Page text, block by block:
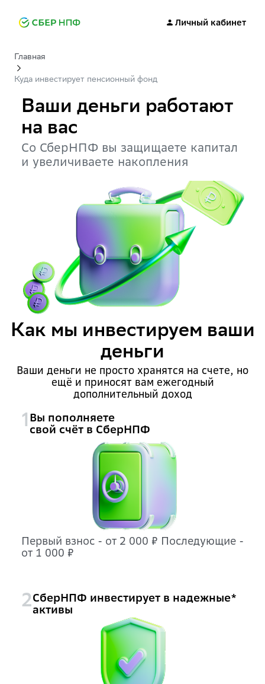
Личный кабинет
Главная
Куда инвестирует пенсионный фонд
Ваши деньги работают
на вас
Со СберНПФ вы защищаете капитал
и увеличиваете накопления
Как мы инвестируем ваши
деньги
Ваши деньги не просто хранятся на счете, но
ещё и приносят вам ежегодный
дополнительный доход
1 Вы пополняете
свой счёт в СберНПФ
Первый взнос - от 2 000 ₽ Последующие -
от 1 000 ₽
2СберНПФ инвестирует в надежные*
активы